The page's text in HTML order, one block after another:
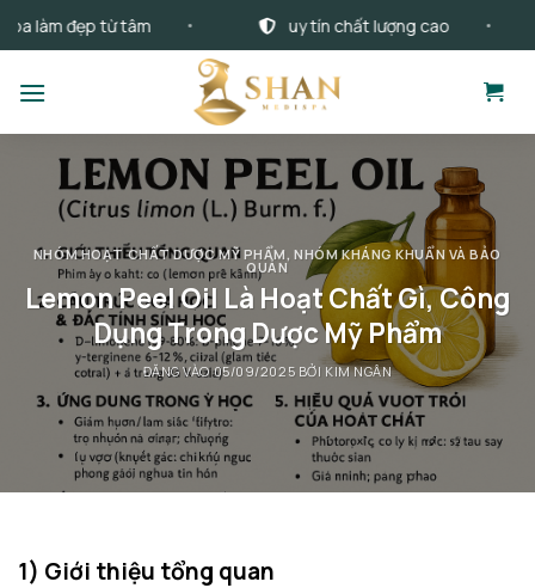
dung
đẹp từ tâm uy tín chất lượng cao
NHÓM HOẠT CHẤT DƯỢC MỸ PHẨM,NHÓM KHÁNG KHUẨN VÀ BẢO
QUẢN
Lemon Peel Oil Là Hoạt Chất Gì, Công
Dụng Trong Dược Mỹ Phẩm
ĐĂNG VÀO05/09/2025 BỞI KIM NGÂN
1) Giới thiệu tổng quan